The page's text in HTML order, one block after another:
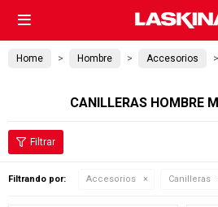

Home Hombre Accesorios
CANILLERAS HOMBRE
Filtrando por: Accesorios Canilleras